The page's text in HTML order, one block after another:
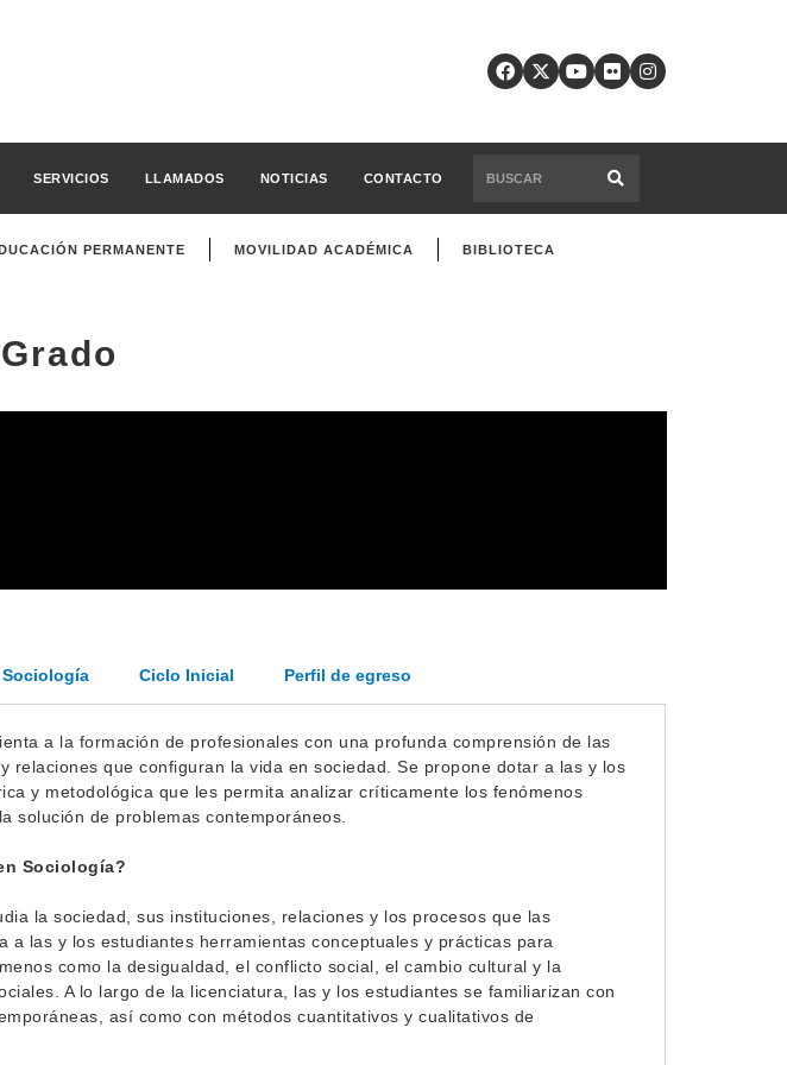
SERVICIOS LLAMADOS NOTICIAS CONTACTO
PERMANENTE MOVILIDAD ACADÉMICA BIBLIOTECA
Ciclo Inicial Perfil de egreso
a la formación de profesionales con una profunda comprensión de las
relaciones que configuran la vida en sociedad. Se propone dotar a las y los
y metodológica que les permita analizar críticamente los fenómenos
solución de problemas contemporáneos.
Sociología?
la sociedad, sus instituciones, relaciones y los procesos que las
a las y los estudiantes herramientas conceptuales y prácticas para
como la desigualdad, el conflicto social, el cambio cultural y la
A lo largo de la licenciatura, las y los estudiantes se familiarizan con
así como con métodos cuantitativos y cualitativos de